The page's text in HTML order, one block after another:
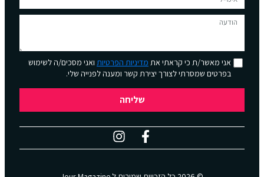
אני מאשר/ת כי קראתי אתמדיניות הפרטיותואני מסכים/ה לשימוש
בפרטים שמסרתי לצורך יצירת קשר ומענה לפנייה שלי.
שליחה